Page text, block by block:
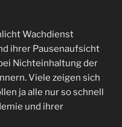
Wachdienst
ihrer Pausenaufsicht
Nichteinhaltung der
Viele zeigen sich
ja alle nur so schnell
und ihrer